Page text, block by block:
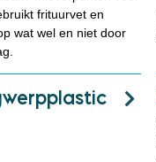
frituurvet en
wat wel en niet door